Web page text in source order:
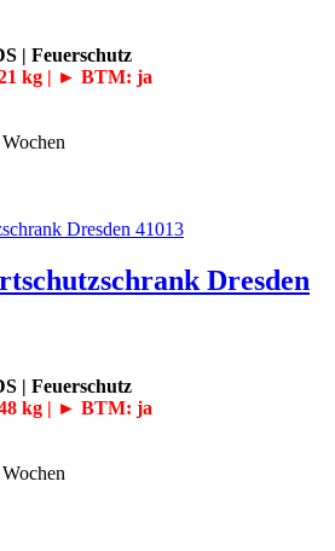
| Feuerschutz
kg | ► BTM: ja
Dresden
| Feuerschutz
kg | ► BTM: ja